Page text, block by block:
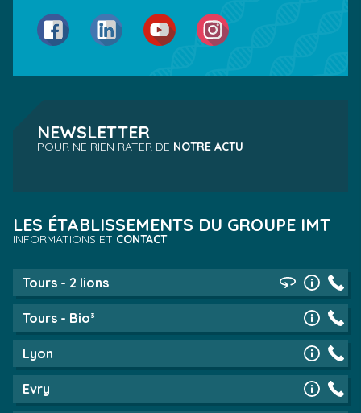
FacebookLinkedIn YouTube Instagram
NEWSLETTER
POUR NE RIEN RATER DE NOTRE ACTU
LES ÉTABLISSEMENTS DU GROUPE IMT
INFORMATIONS ET CONTACT
Tours - 2 lions
Tours - Bio³
Lyon
Evry